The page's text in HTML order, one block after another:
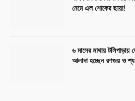
নেমে এল শোকের ছায়া!
৬ মাসের মাথায় টলিপাড়ায়
আলাদা হচ্ছেন রণজয় ও